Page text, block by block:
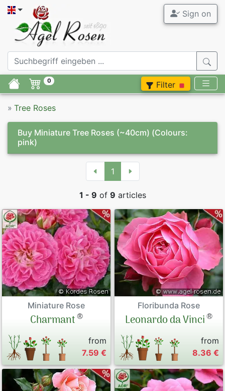
Sign on
0 Filter
» Tree Roses
Buy Miniature Tree Roses (~40cm) (Colours:
pink)
1
1 - 9 of 9 articles
Miniature Rose
Charmant®
from
7.59 €
Floribunda Rose
Leonardo da Vinci®
from
8.36 €